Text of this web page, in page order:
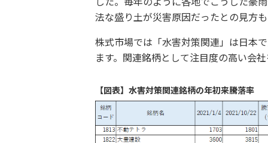
法な盛り土が災害原因だったとの見方
株式市場では「水害対策関連」は日本
ます。関連銘柄として注目度の高い会
【図表】水害対策関連銘柄の年初来騰落率